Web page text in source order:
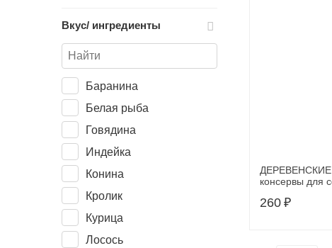
консервы для
260 ₽
Eukanuba
PREMIER
ProBalance
Дог Ланч
Мнямс
Alleva
Secret for pets
Solid Natura
Деревенские
лакомства
Мамонт
Вкус/ ингредиенты
Баранина
Белая рыба
Говядина
Индейка
Конина
Кролик
Курица
Лосось